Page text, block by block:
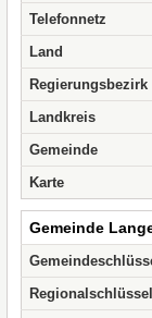
Telefonnetz
Land
Regierungsbezirk
Landkreis
Gemeinde
Karte
Gemeinde
Regionalschlüssel